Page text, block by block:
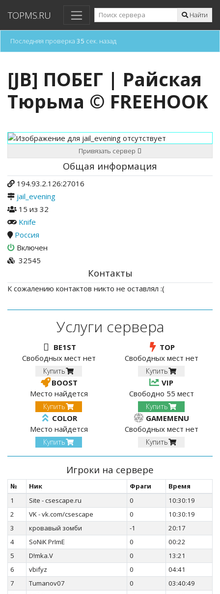
TOPMS.RU Найти
Последняя проверка 35 сек. назад
[JB] ПОБЕГ | Райская
Тюрьма © FREEHOOK
Привязать сервер
Общая информация
194.93.2.126:27016
jail_evening
15 из 32
Knife
Россия
Включен
32545
Контакты
К сожалению контактов никто не оставлял :(
Услуги сервера
BE1ST
Свободных мест нет
Купить
TOP
Свободных мест нет
Купить
BOOST
Место найдется
Купить
VIP
Свободно 55 мест
Купить
COLOR
Место найдется
Купить
GAMEMENU
Свободных мест нет
Купить
Игроки на сервере
№ Ник Фраги
Время
1
Site - csescape.ru 0
10:30:19
2
VK - vk.com/csescape 0
10:30:19
3
кровавый зомби -1
20:17
4
SoNiK PrImE 0
00:22
5
D!mka.V 0
13:21
6
vbifyz 0
04:41
7
Tumanov07 0
03:40:49